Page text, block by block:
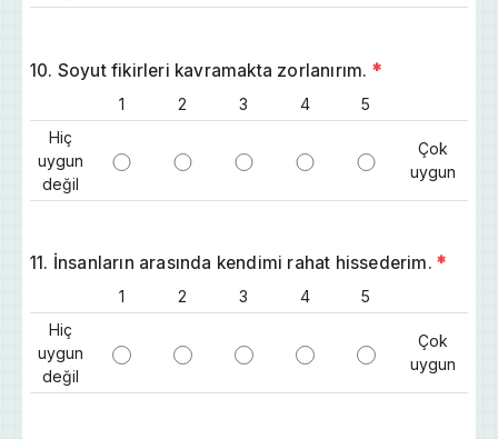
10. Soyut fikirleri kavramakta zorlanırım. *
1 2 3 4
5
Hiç
uygun
değil
Çok
uygun
11. İnsanların arasında kendimi rahat hissederim. *
1 2 3 4
5
Hiç
uygun
değil
Çok
uygun